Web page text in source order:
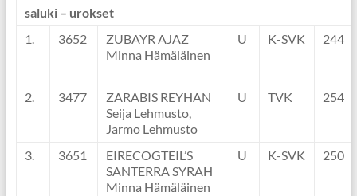
saluki – urokset
1.
3652
ZUBAYR AJAZ
Minna Hämäläinen
U K-SVK 244
2. 3477
ZARABIS REYHAN
Seija Lehmusto,
Jarmo Lehmusto
U TVK 254
3. 3651
EIRECOGTEIL’S
SANTERRA SYRAH
Minna Hämäläinen
U K-SVK 250